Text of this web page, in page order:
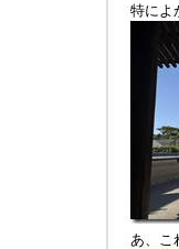
特によ
あ、こ